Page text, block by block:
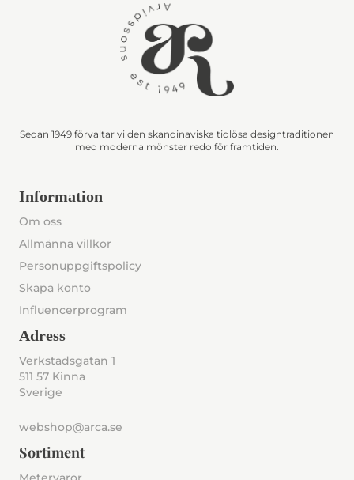
Sedan 1949 förvaltar vi den skandinaviska tidlösa designtraditionen
med moderna mönster redo för framtiden.
Information
Om oss
Allmänna villkor
Personuppgiftspolicy
Skapa konto
Influencerprogram
Adress
Verkstadsgatan 1
511 57 Kinna
Sverige
webshop@arca.se
Sortiment